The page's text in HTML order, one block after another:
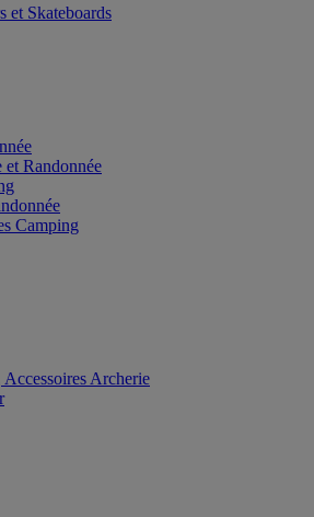
et Skateboards
et Randonnée
Camping
Archerie